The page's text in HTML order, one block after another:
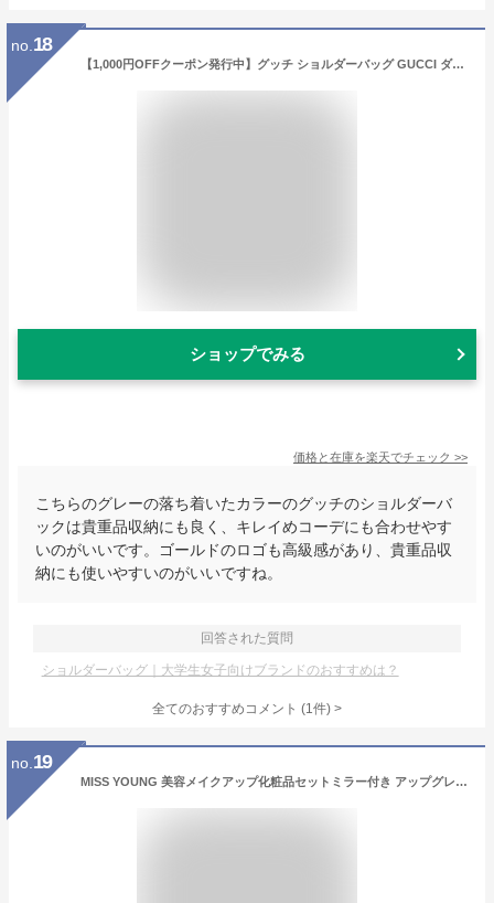
no. 18
【1,000円OFFクーポン発行中】グッチ ショルダーバッグ GUCCI ダラーカーフ 615523 CAO0G 1226 レディース アウトレット グレー
ショップでみる
価格と在庫を楽天でチェック >>
こちらのグレーの落ち着いたカラーのグッチのショルダーバ
ックは貴重品収納にも良く、キレイめコーデにも合わせやす
いのがいいです。ゴールドのロゴも高級感があり、貴重品収
納にも使いやすいのがいいですね。
回答された質問
ショルダーバッグ｜大学生女子向けブランドのおすすめは？
全てのおすすめコメント (1件) >
no. 19
MISS YOUNG 美容メイクアップ化粧品セットミラー付き アップグレードコスメセット メイクアップセット 高発色 防水 防汗 アイシャドウ 口紅 ペンシル プレストパウダー 化粧ブラシ メイクパレット 長持ち フル美容メイクアップセット 初心者 人気化粧品セット 56個